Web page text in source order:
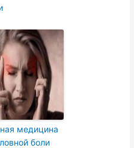
медицина
боли